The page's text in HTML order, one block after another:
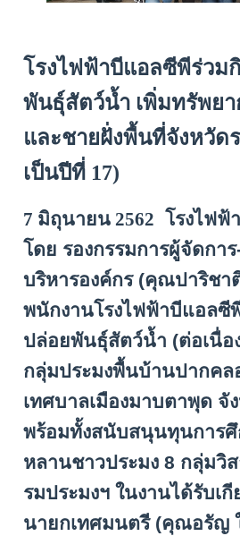
โรงไฟฟ้าบีแอลซีพีร่วม
พันธุ์สัตว์น้ำ เพิ่มทรัพยา
และชายฝั่งพื้นที่จังหวัด
เป็นปีที่ 17)
7 มิถุนายน 2562 โรงไฟฟ้
โดย รองกรรมการผู้จัดกา
บริหารองค์กร (คุณปาริชา
พนักงานโรงไฟฟ้าบีแอลซี
ปล่อยพันธุ์สัตว์น้ำ (ต่อเนื่
กลุ่มประมงพื้นบ้านปากคล
เทศบาลเมืองมาบตาพุด จั
พร้อมทั้งสนับสนุนทุนการ
หลานชาวประมง 8 กลุ่มวิ
รมประมงฯ ในงานได้รับเ
นายกเทศมนตรี (คุณอรัญ